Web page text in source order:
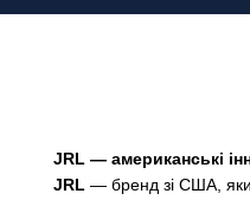
JRL — американські
JRL — бренд зі США, який